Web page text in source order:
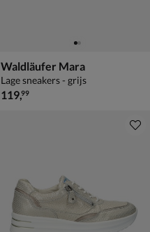
Waldläufer Mara
Lage sneakers - grijs
€ 119,99
119,99